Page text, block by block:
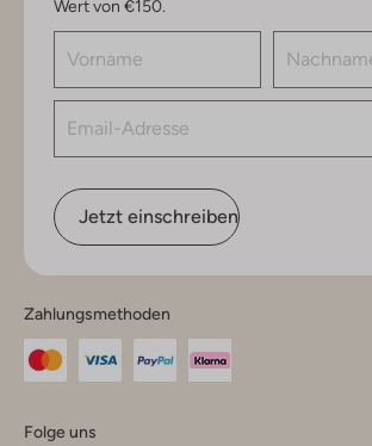
Wert von €150.
Jetzt einschreiben
Zahlungsmethoden
Folge uns